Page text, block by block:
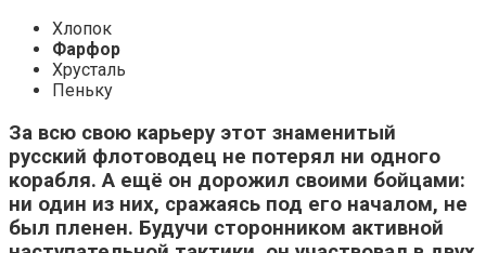
Хлопок
Фарфор
Хрусталь
Пеньку
За всю свою карьеру этот знаменитый
русский флотоводец не потерял ни одного
корабля. А ещё он дорожил своими бойцами:
ни один из них, сражаясь под его началом, не
был пленен. Будучи сторонником активной